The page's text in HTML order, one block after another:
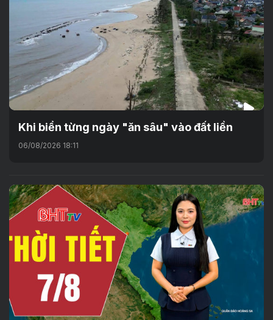
Khi biển từng ngày "ăn sâu" vào đất liền
06/08/2026 18:11